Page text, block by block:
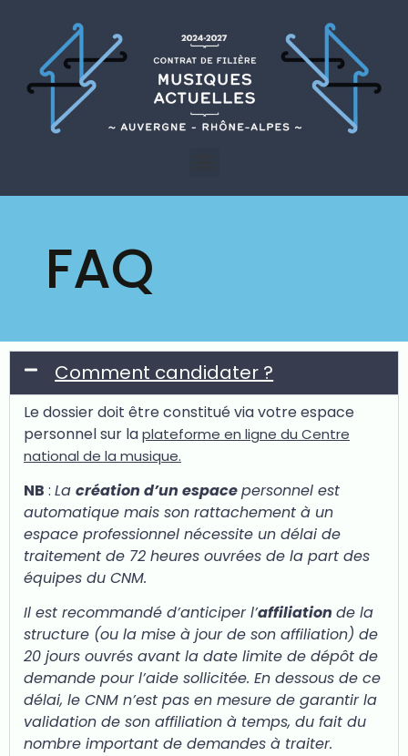
FAQ
Comment candidater ?
Le dossier doit être constitué via votre espace
personnel sur laplateforme en ligne du Centre
national de la musique.
NB : La création d’un espacepersonnel est
automatique mais son rattachement à un
espace professionnel nécessite un délai de
traitement de 72 heures ouvrées de la part des
équipes du CNM.
Il est recommandé d’anticiper l’affiliation de la
structure (ou la mise à jour de son affiliation) de
20 jours ouvrés avant la date limite de dépôt de
demande pour l’aide sollicitée. En dessous de ce
délai, le CNM n’est pas en mesure de garantir la
validation de son affiliation à temps, du fait du
nombre important de demandes à traiter.